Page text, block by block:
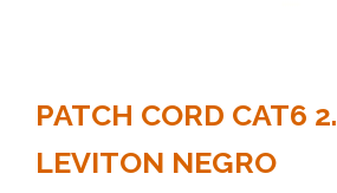
PATCH CORD CAT6
LEVITON NEGRO